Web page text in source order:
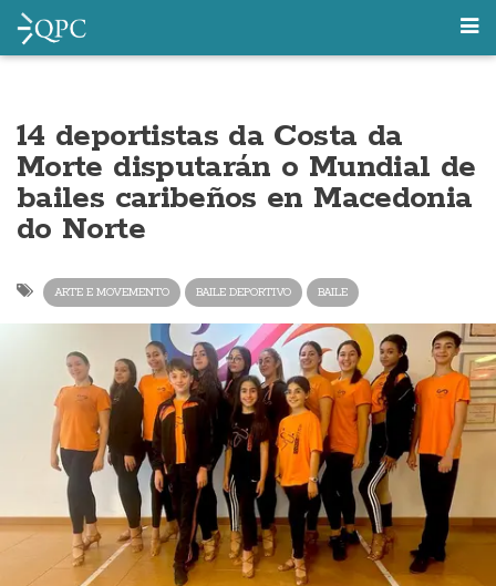
14 deportistas da Costa da
Morte disputarán o Mundial de
bailes caribeños en Macedonia
do Norte
ARTE E MOVEMENTO BAILE DEPORTIVO BAILE